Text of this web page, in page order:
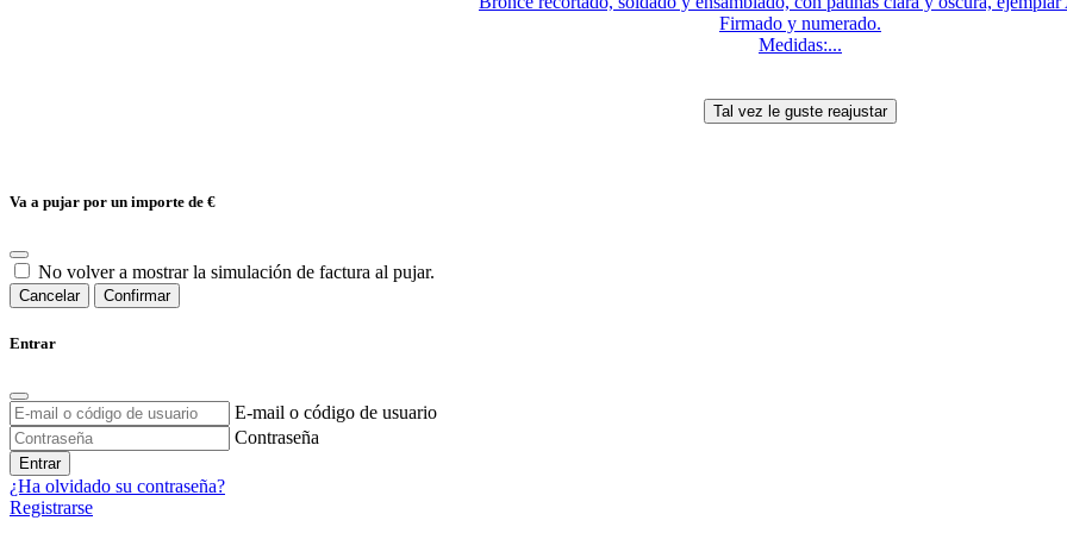
Firmado y numerado.
Medidas:...
Va a pujar por un importe de €
No volver a mostrar la simulación de factura al pujar.
Cancelar Confirmar
Entrar
E-mail o código de usuario
Contraseña
Entrar
¿Ha olvidado su contraseña?
Registrarse